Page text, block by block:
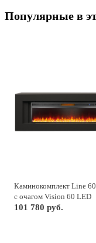
Популярные в
Каминокомплект Line
с очагом Vision 60 LED
101 780 руб.